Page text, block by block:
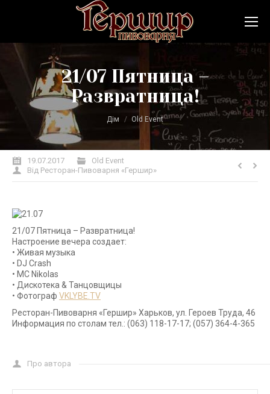
21/07 Пятница –
Развратница!
Дім Old Event
19.07.2017
Old Event
Від Ресторан-Пивоварня «Гершир»
21/07 Пятница – Развратница!
Настроение вечера создает:
• Живая музыка
• DJ Crash
• МС Nikolas
• Дискотека & Танцовщицы
• Фотограф VKLYBE.TV
Ресторан-Пивоварня «Гершир» Харьков, ул. Героев Труда, 46
Информация по столам тел.: (063) 118-17-17; (057) 364-4-365
Про автора